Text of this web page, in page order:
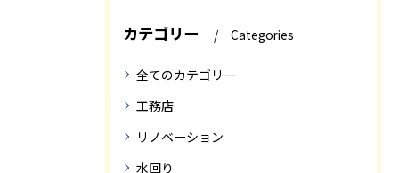
カテゴリー Categories
全てのカテゴリー
工務店
リノベーション
水回り